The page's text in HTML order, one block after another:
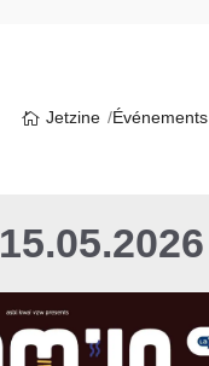
Jetzine Événements
15.05.2026